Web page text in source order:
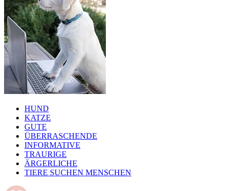
HUND
KATZE
GUTE
ÜBERRASCHENDE
INFORMATIVE
TRAURIGE
ÄRGERLICHE
TIERE SUCHEN MENSCHEN